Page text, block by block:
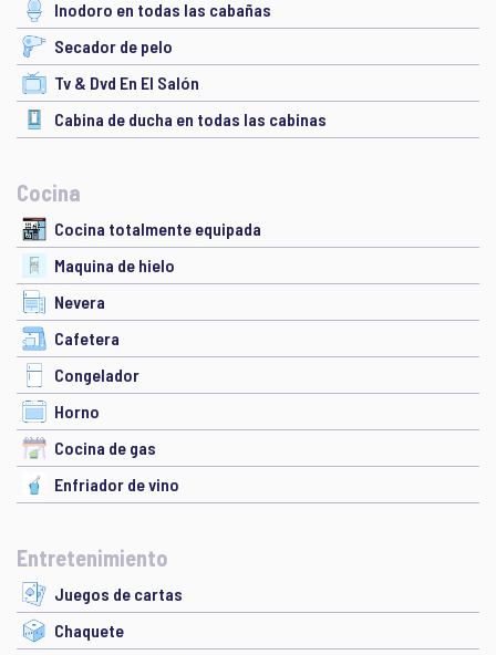
Inodoro en todas las cabañas
Secador de pelo
Tv & Dvd En El Salón
Cabina de ducha en todas las cabinas
Cocina
Cocina totalmente equipada
Maquina de hielo
Nevera
Cafetera
Congelador
Horno
Cocina de gas
Enfriador de vino
Entretenimiento
Juegos de cartas
Chaquete